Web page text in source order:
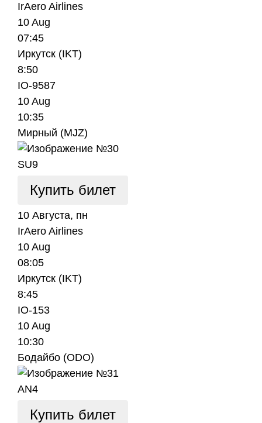
IrAero Airlines
10 Aug
07:45
Иркутск (IKT)
8:50
IO-9587
10 Aug
10:35
Мирный (MJZ)
SU9
Купить билет
10 Августа, пн
IrAero Airlines
10 Aug
08:05
Иркутск (IKT)
8:45
IO-153
10 Aug
10:30
Бодайбо (ODO)
AN4
Купить билет